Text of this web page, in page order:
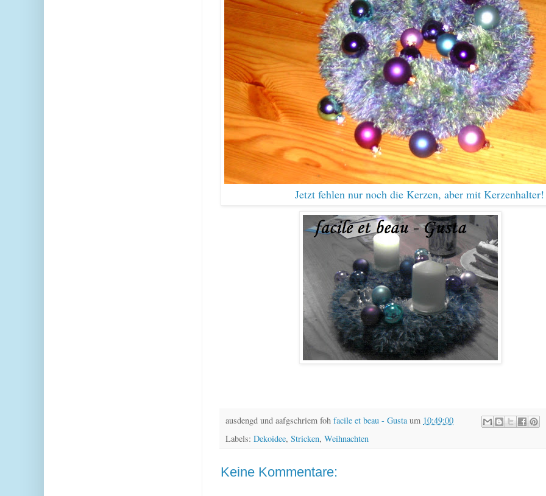
Jetzt fehlen nur noch die Kerzen, aber mit Kerzenhalter!
ausdengd und aafgschriem foh facile et beau - Gusta um 10:49:00
Labels: Dekoidee, Stricken, Weihnachten
Keine Kommentare: